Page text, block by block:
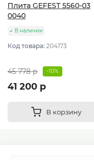
Плита GEFEST 5560-03
0040
В наличии
Код товара: 204173
45 778 р -10%
41 200 р
В корзину